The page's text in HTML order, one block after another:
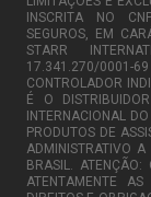
INSCRITA NO
SEGUROS, EM
STARR
17.341.270/0001-
CONTROLADOR
É O
INTERNACIONAL
PRODUTOS DE
ADMINISTRATIVO
BRASIL.
ATENTAMENTE AS